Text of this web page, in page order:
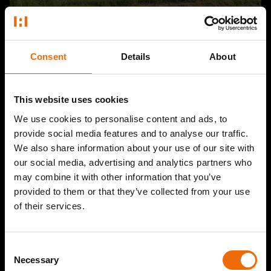
Consent Details About
This website uses cookies
We use cookies to personalise content and ads, to
provide social media features and to analyse our traffic.
We also share information about your use of our site with
our social media, advertising and analytics partners who
may combine it with other information that you’ve
provided to them or that they’ve collected from your use
of their services.
Selection
Necessary
Bekijk andere producten